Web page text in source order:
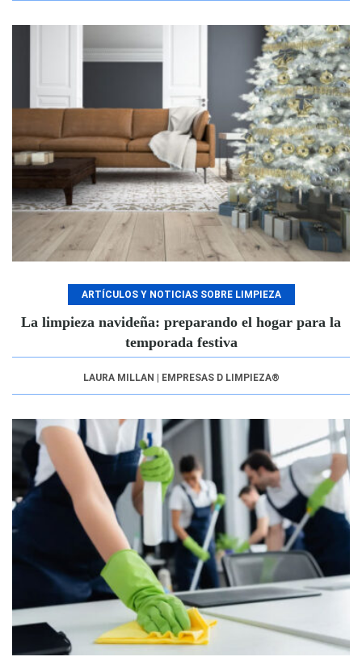
ARTÍCULOS Y NOTICIAS SOBRE LIMPIEZA
La limpieza navideña: preparando el hogar para la
temporada festiva
LAURA MILLAN | EMPRESAS D LIMPIEZA®